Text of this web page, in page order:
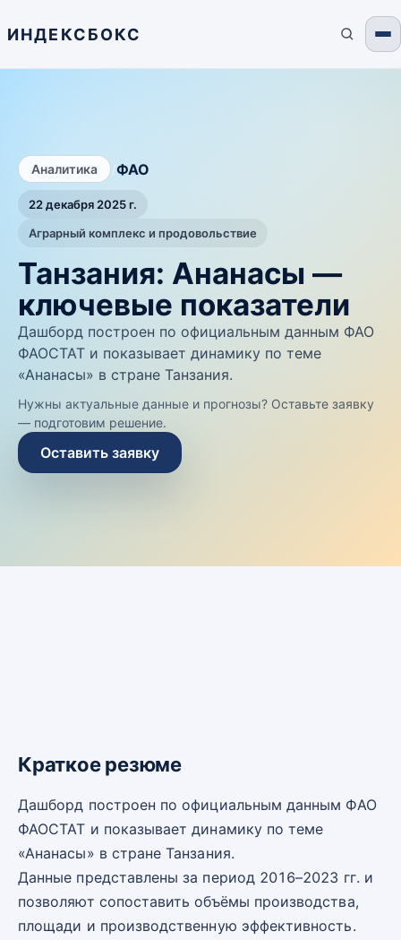
ИНДЕКСБОКС
Аналитика ФАО
22 декабря 2025 г.
Аграрный комплекс и продовольствие
Танзания: Ананасы —
ключевые показатели
Дашборд построен по официальным данным ФАО
ФАОСТАТ и показывает динамику по теме
«Ананасы» в стране Танзания.
Нужны актуальные данные и прогнозы? Оставьте заявку
— подготовим решение.
Оставить заявку
Краткое резюме
Дашборд построен по официальным данным ФАО
ФАОСТАТ и показывает динамику по теме
«Ананасы» в стране Танзания.
Данные представлены за период 2016–2023 гг. и
позволяют сопоставить объёмы производства,
площади и производственную эффективность.